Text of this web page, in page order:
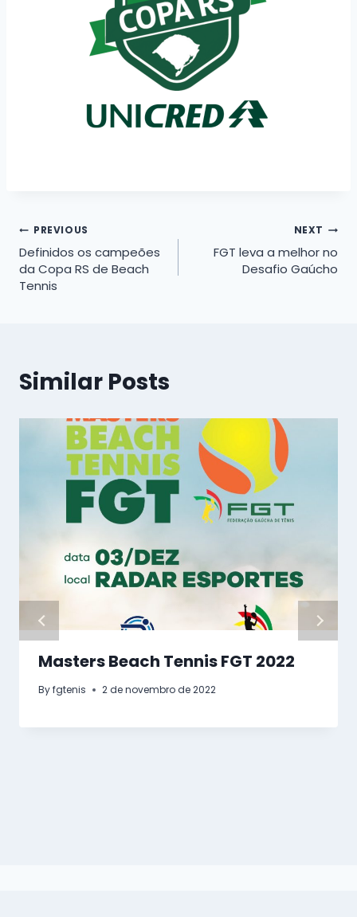
Navegação
de
PREVIOUS
Definidos os campeões
da Copa RS de Beach
Tennis
NEXT
FGT leva a melhor no
Desafio Gaúcho
Similar Posts
Masters Beach Tennis FGT 2022
Byfgtenis 2 de novembro de 2022